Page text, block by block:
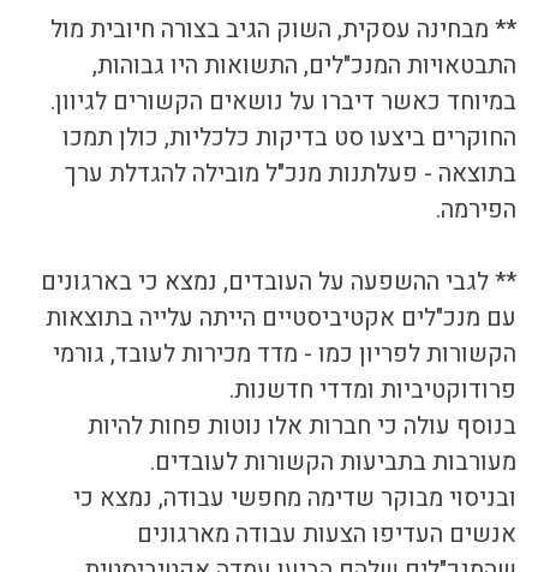
** מבחינה עסקית, השוק הגיב בצורה חיובית מול
התבטאויות המנכ"לים, התשואות היו גבוהות,
במיוחד כאשר דיברו על נושאים הקשורים לגיוון.
החוקרים ביצעו סט בדיקות כלכליות, כולן תמכו
בתוצאה - פעלתנות מנכ"ל מובילה להגדלת ערך
הפירמה.
** לגבי ההשפעה על העובדים, נמצא כי בארגונים
עם מנכ"לים אקטיביסטיים הייתה עלייה בתוצאות
הקשורות לפריון כמו - מדד מכירות לעובד, גורמי
פרודוקטיביות ומדדי חדשנות.
בנוסף עולה כי חברות אלו נוטות פחות להיות
מעורבות בתביעות הקשורות לעובדים.
ובניסוי מבוקר שדימה מחפשי עבודה, נמצא כי
אנשים העדיפו הצעות עבודה מארגונים